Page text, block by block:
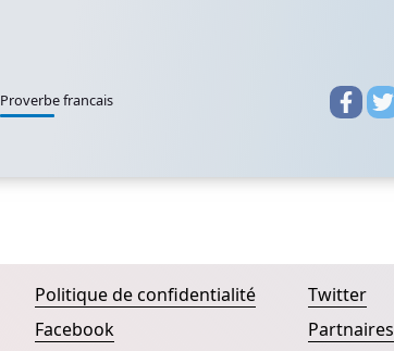
Proverbe francais
Politique de confidentialité
Facebook
Twitter
Partnaires